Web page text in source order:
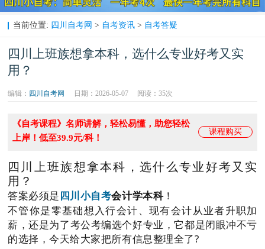
当前位置: 四川自考网 > 自考资讯> 自考答疑
四川上班族想拿本科，选什么专业好考又实
用？
编辑： 四川自考网 日期：2026-05-07 阅读：35次
课程购买
《自考课程》名师讲解，轻松易懂，助您轻松
上岸！低至39.9元/科！
四川上班族想拿本科，选什么专业好考又实
用？
答案必须是 四川小自考会计学本科！
不管你是零基础想入行会计、现有会计从业者升职加
薪，还是为了考公考编选个好专业，它都是闭眼冲不亏
的选择，今天给大家把所有信息整理全了?